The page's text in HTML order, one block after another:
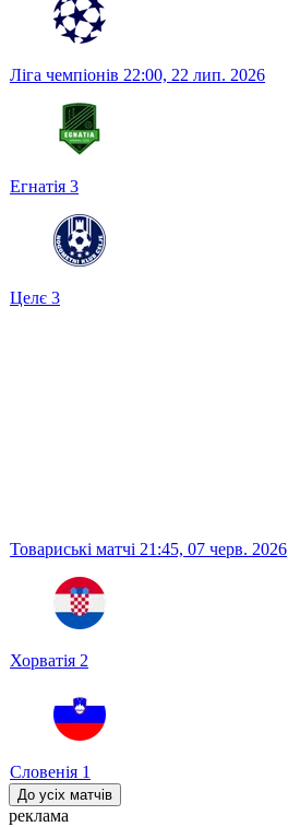
Ліга чемпіонів 22:00, 22 лип. 2026
Егнатія 3
Целє 3
Товариські матчі 21:45, 07 черв. 2026
Хорватія 2
Словенія 1
До усіх матчів
реклама